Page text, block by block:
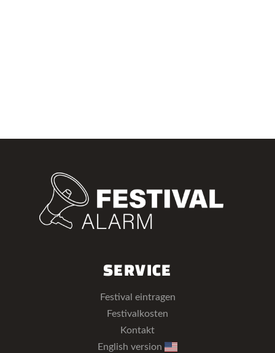
SERVICE
Festival eintragen
Festivalkosten
Kontakt
English version